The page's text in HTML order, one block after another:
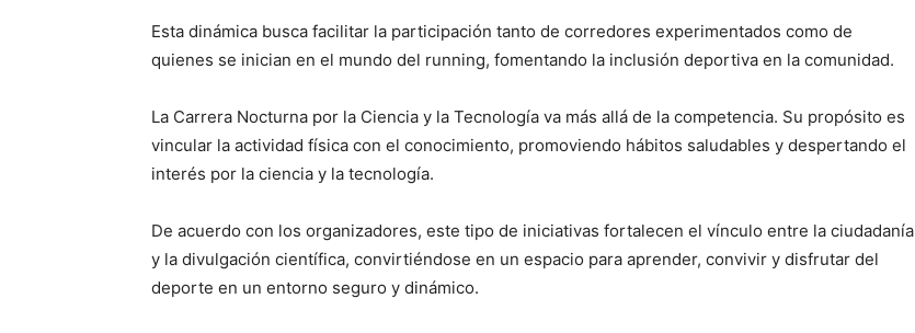
Esta dinámica busca facilitar la participación tanto de corredores experimentados como de
quienes se inician en el mundo del running, fomentando la inclusión deportiva en la comunidad.
La Carrera Nocturna por la Ciencia y la Tecnología va más allá de la competencia. Su propósito es
vincular la actividad física con el conocimiento, promoviendo hábitos saludables y despertando el
interés por la ciencia y la tecnología.
De acuerdo con los organizadores, este tipo de iniciativas fortalecen el vínculo entre la ciudadanía
y la divulgación científica, convirtiéndose en un espacio para aprender, convivir y disfrutar del
deporte en un entorno seguro y dinámico.